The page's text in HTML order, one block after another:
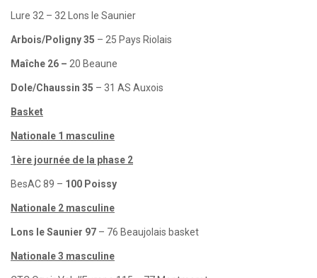
Lure 32 – 32 Lons le Saunier
Arbois/Poligny 35 – 25 Pays Riolais
Maîche 26 – 20 Beaune
Dole/Chaussin 35 – 31 AS Auxois
Basket
Nationale 1 masculine
1ère journée de la phase 2
BesAC 89 – 100 Poissy
Nationale 2 masculine
Lons le Saunier 97 – 76 Beaujolais basket
Nationale 3 masculine